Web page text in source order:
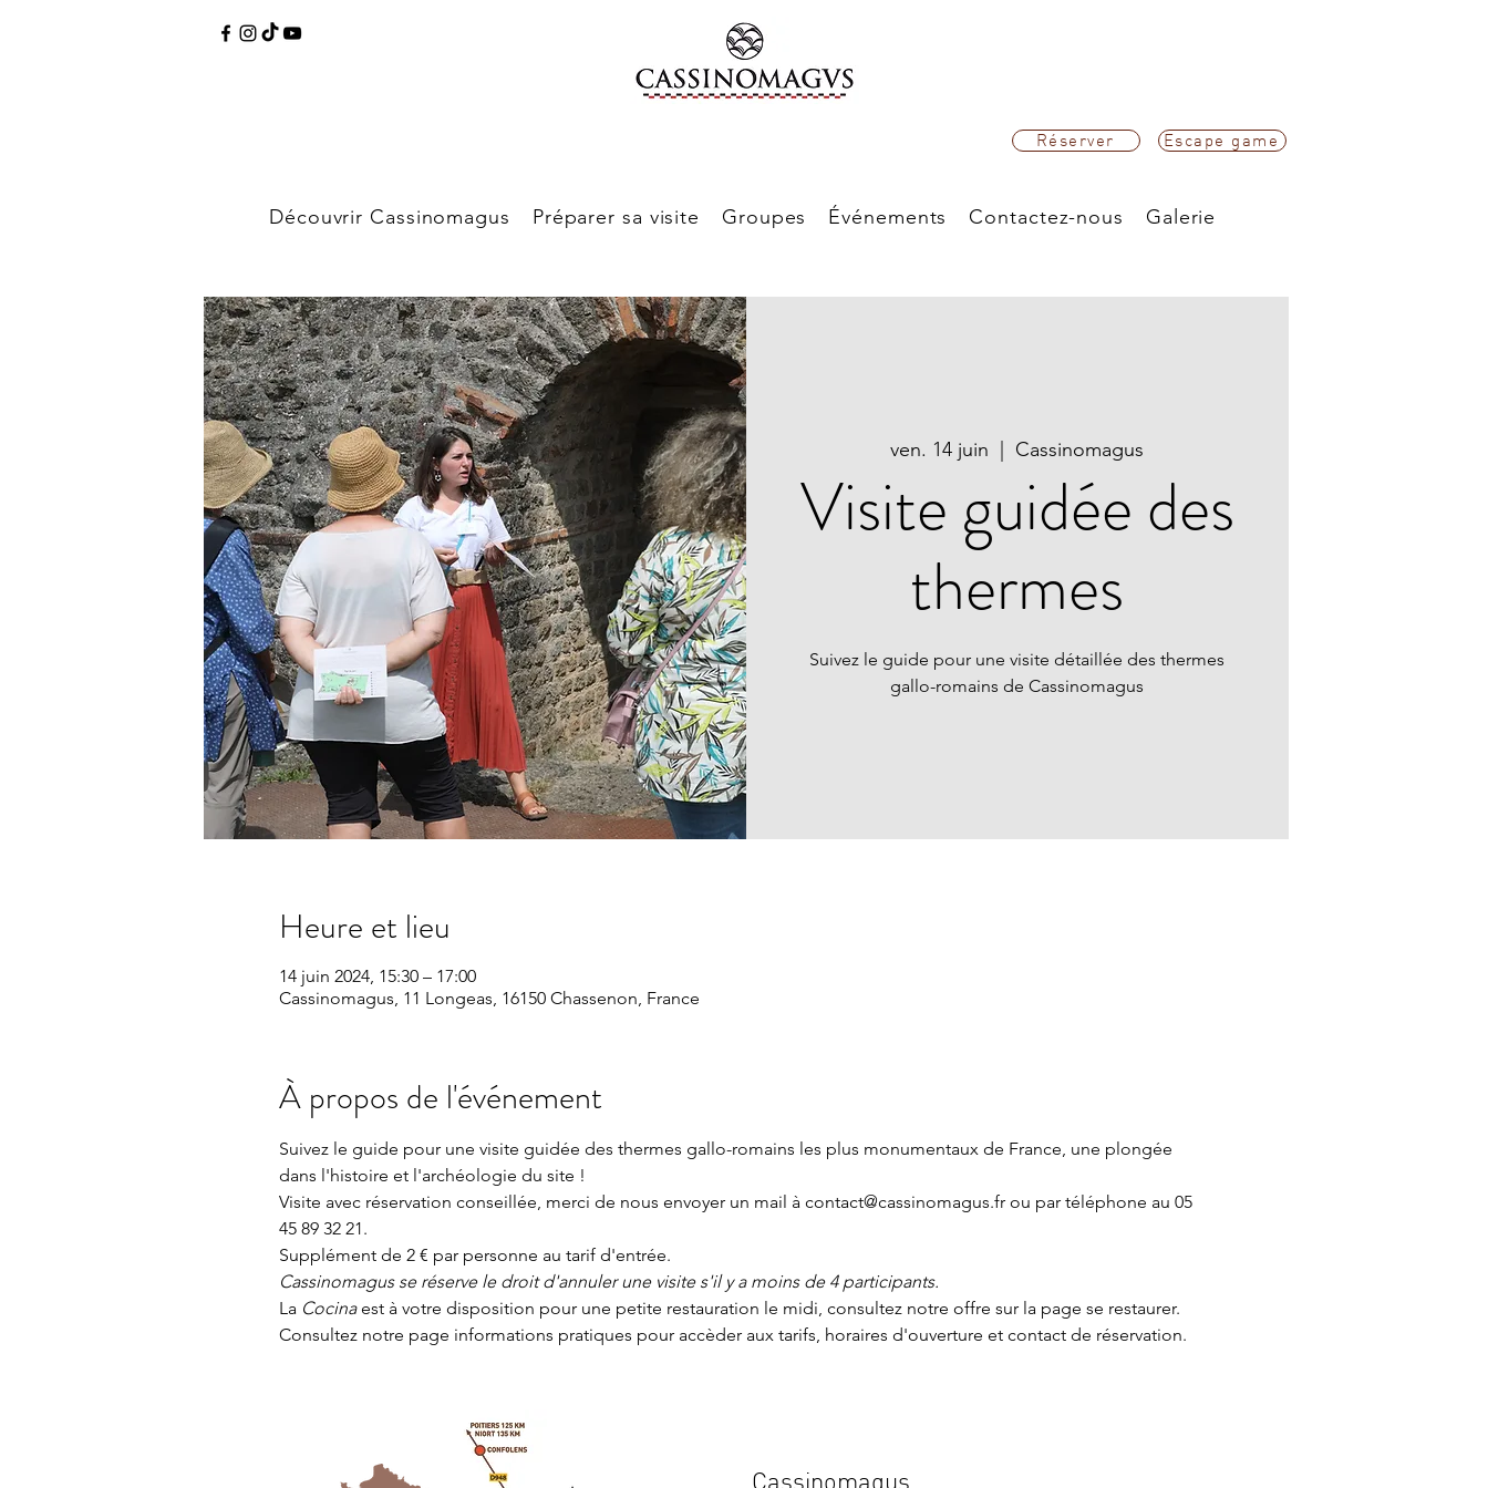
Réserver Escape game
Découvrir Cassinomagus Préparer sa visite Groupes Événements Contactez-nous Galerie
ven. 14 juin
  |
Cassinomagus
Visite guidée des
thermes
Suivez le guide pour une visite détaillée des thermes
gallo-romains de Cassinomagus
Heure et lieu
14 juin 2024, 15:30 – 17:00
Cassinomagus, 11 Longeas, 16150 Chassenon, France
À propos de l'événement
Suivez le guide pour une visite guidée des thermes gallo-romains les plus monumentaux de France, une plongée
dans l'histoire et l'archéologie du site !
Visite avec réservation conseillée, merci de nous envoyer un mail à contact@cassinomagus.fr ou par téléphone au 05
45 89 32 21.
Supplément de 2 € par personne au tarif d'entrée.
Cassinomagus se réserve le droit d'annuler une visite s'il y a moins de 4 participants.
La Cocina est à votre disposition pour une petite restauration le midi, consultez notre offre sur la page se restaurer.
Consultez notre page informations pratiques pour accèder aux tarifs, horaires d'ouverture et contact de réservation.
Cassinomagus